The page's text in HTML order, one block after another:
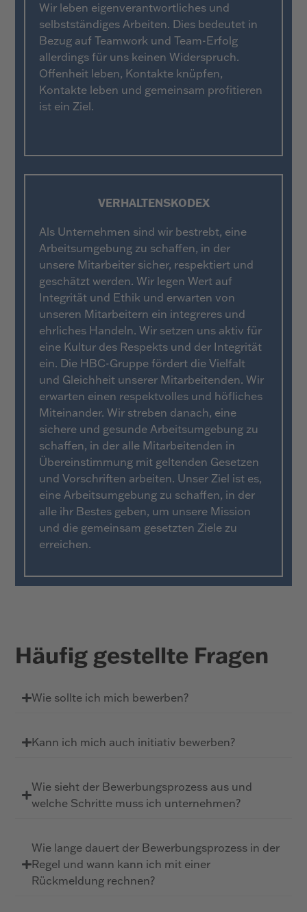
Wir leben eigenverantwortliches und
selbstständiges Arbeiten. Dies bedeutet in
Bezug auf Teamwork und Team-Erfolg
allerdings für uns keinen Widerspruch.
Offenheit leben, Kontakte knüpfen,
Kontakte leben und gemeinsam profitieren
ist ein Ziel.
VERHALTENSKODEX
Als Unternehmen sind wir bestrebt, eine
Arbeitsumgebung zu schaffen, in der
unsere Mitarbeiter sicher, respektiert und
geschätzt werden. Wir legen Wert auf
Integrität und Ethik und erwarten von
unseren Mitarbeitern ein integreres und
ehrliches Handeln. Wir setzen uns aktiv für
eine Kultur des Respekts und der Integrität
ein. Die HBC-Gruppe fördert die Vielfalt
und Gleichheit unserer Mitarbeitenden. Wir
erwarten einen respektvolles und höfliches
Miteinander. Wir streben danach, eine
sichere und gesunde Arbeitsumgebung zu
schaffen, in der alle Mitarbeitenden in
Übereinstimmung mit geltenden Gesetzen
und Vorschriften arbeiten. Unser Ziel ist es,
eine Arbeitsumgebung zu schaffen, in der
alle ihr Bestes geben, um unsere Mission
und die gemeinsam gesetzten Ziele zu
erreichen.
Häufig gestellte Fragen
Wie sollte ich mich bewerben?
Kann ich mich auch initiativ bewerben?
Wie sieht der Bewerbungsprozess aus und
welche Schritte muss ich unternehmen?
Wie lange dauert der Bewerbungsprozess in der
Regel und wann kann ich mit einer
Rückmeldung rechnen?